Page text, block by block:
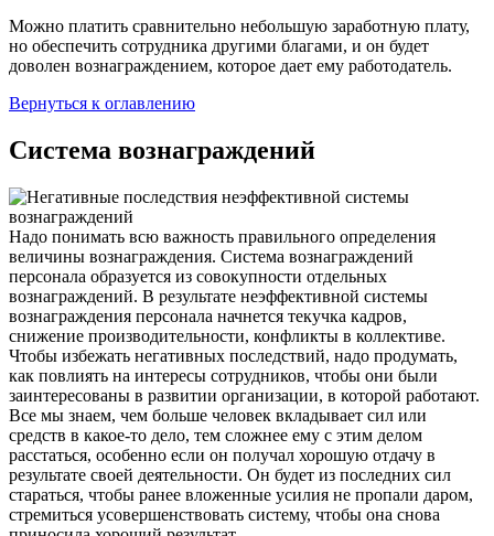
Можно платить сравнительно небольшую заработную плату,
но обеспечить сотрудника другими благами, и он будет
доволен вознаграждением, которое дает ему работодатель.
Вернуться к оглавлению
Система вознаграждений
Надо понимать всю важность правильного определения
величины вознаграждения. Система вознаграждений
персонала образуется из совокупности отдельных
вознаграждений. В результате неэффективной системы
вознаграждения персонала начнется текучка кадров,
снижение производительности, конфликты в коллективе.
Чтобы избежать негативных последствий, надо продумать,
как повлиять на интересы сотрудников, чтобы они были
заинтересованы в развитии организации, в которой работают.
Все мы знаем, чем больше человек вкладывает сил или
средств в какое-то дело, тем сложнее ему с этим делом
расстаться, особенно если он получал хорошую отдачу в
результате своей деятельности. Он будет из последних сил
стараться, чтобы ранее вложенные усилия не пропали даром,
стремиться усовершенствовать систему, чтобы она снова